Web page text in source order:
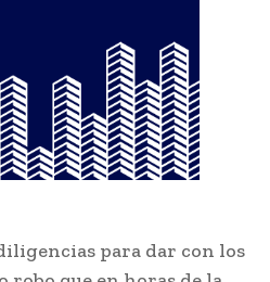
para dar con los